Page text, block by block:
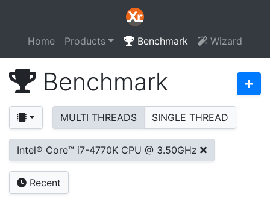
Home Products Benchmark Wizard
Benchmark
MULTI THREADS SINGLE THREAD
Intel® Core™ i7-4770K CPU @ 3.50GHz
Recent